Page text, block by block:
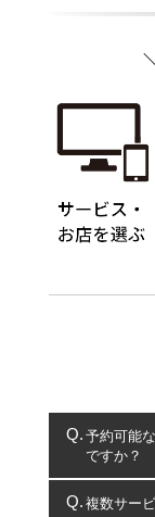
予約可能
ですか？
コクピッ
複数サー